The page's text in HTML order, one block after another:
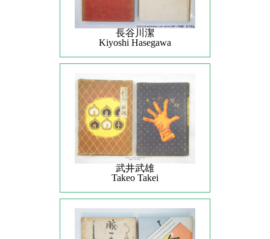
長谷川潔
Kiyoshi Hasegawa
武井武雄
Takeo Takei